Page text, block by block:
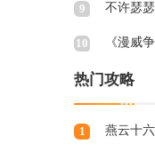
9
10
热门攻略
1